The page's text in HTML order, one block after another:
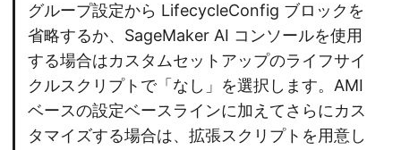
グループ設定から LifecycleConfig ブロックを
省略するか、SageMaker AI コンソールを使用
する場合はカスタムセットアップのライフサイ
クルスクリプトで「なし」を選択します。AMI
ベースの設定ベースラインに加えてさらにカス
タマイズする場合は、拡張スクリプトを用意し